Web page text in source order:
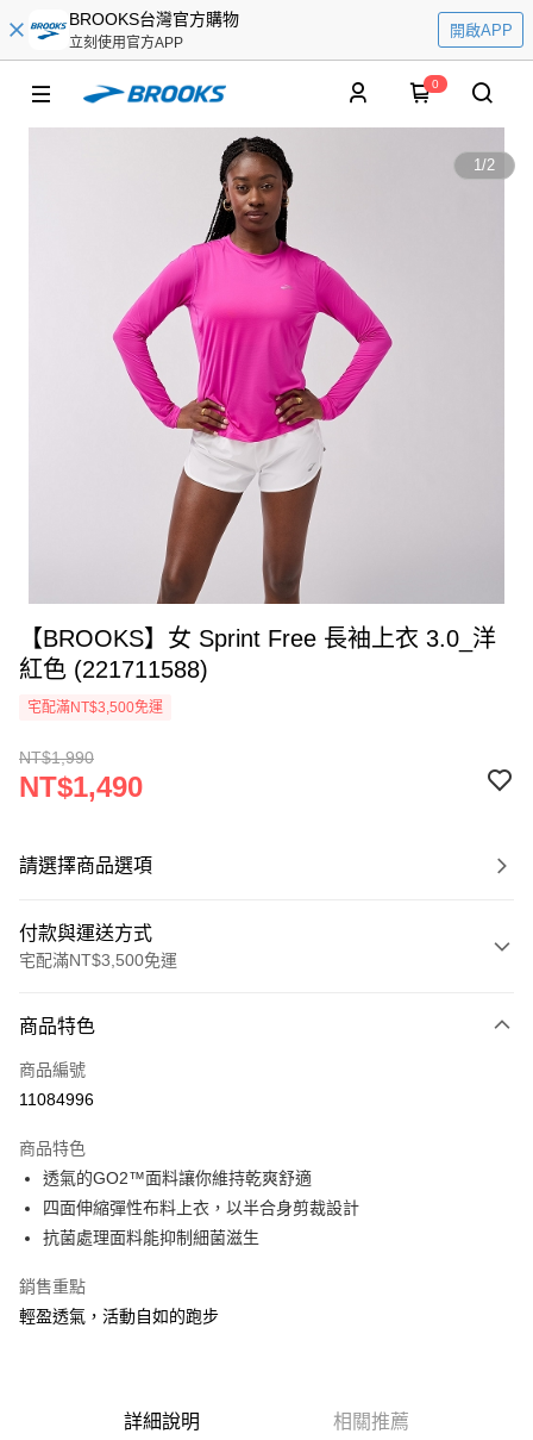
BROOKS台灣官方購物
立刻使用官方APP
開啟APP
0
1/2
【BROOKS】女 Sprint Free 長袖上衣 3.0_洋
紅色 (221711588)
宅配滿NT$3,500免運
NT$1,990
NT$1,490
請選擇商品選項
付款與運送方式
宅配滿NT$3,500免運
信用卡一次付款
ATM付款
運送方式
宅配
每筆NT$100，滿NT$3,500(含以上)免運費
商品特色
商品編號
11084996
商品特色
透氣的GO2™面料讓你維持乾爽舒適
四面伸縮彈性布料上衣，以半合身剪裁設計
抗菌處理面料能抑制細菌滋生
銷售重點
輕盈透氣，活動自如的跑步
詳細說明 相關推薦